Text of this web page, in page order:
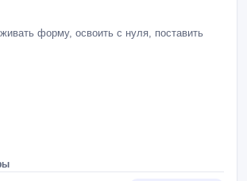
форму, освоить с нуля, поставить